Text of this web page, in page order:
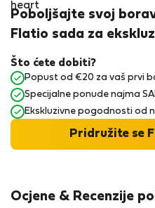
Ocjene & Recenzije
Poboljšajte svoj
Flatio sada za
Što ćete dobiti?
Popust od €20 za vaš prvi
Specijalne ponude najma
Ekskluzivne pogodnosti od
Pridružite se